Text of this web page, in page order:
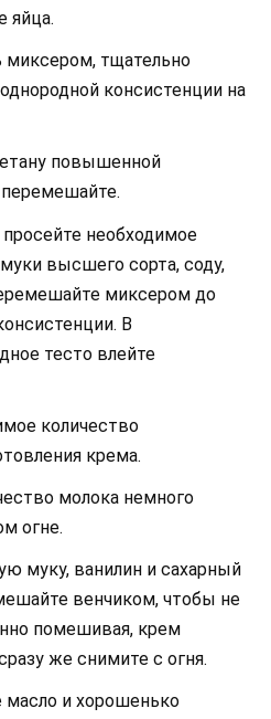
яйца.
тщательно
консистенции на
повышенной
необходимое
высшего сорта, соду,
миксером до
В
тесто влейте
количество
крема.
молока немного
огне.
муку, ванилин и сахарный
венчиком, чтобы не
помешивая, крем
же снимите с огня.
масло и хорошенько